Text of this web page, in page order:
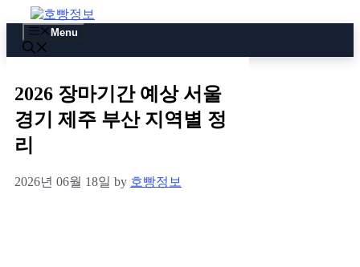
to
content
Menu
2026 장마기간 예상 서울
경기 제주 부산 지역별 정
리
2026년 06월 18일 by 호빵정보